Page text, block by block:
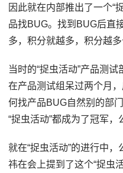
因此就在内部推出了一个“
品找BUG。找到BUG后直
多，积分就越多，积分越多
当时的“捉虫活动”产品测
在产品测试组呆过两个月
何找产品BUG自然别的部
“捉虫活动”都成为了冠军，
就在“捉虫活动”的进行中
祎在会上提到了这个“捉虫